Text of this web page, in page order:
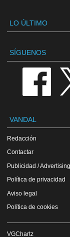
LO ÚLTIMO
SÍGUENOS
VANDAL
Redacción
Contactar
Publicidad / Advertising
Política de privacidad
Aviso legal
Política de cookies
VGChartz